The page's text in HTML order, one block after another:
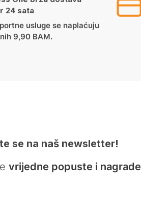
24 sata
usluge se naplaćuju
9,90 BAM.
se na naš newsletter!
vrijedne popuste i nagrade